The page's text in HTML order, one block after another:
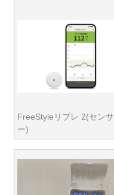
FreeStyleリブレ 2(センサ
ー)